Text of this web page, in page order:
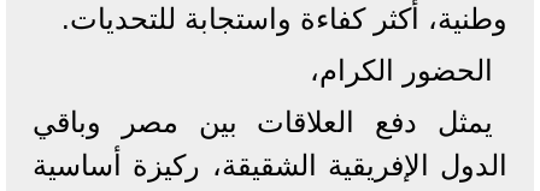
وطنية، أكثر كفاءة واستجابة للتحديات.
الحضور الكرام،
يمثل دفع العلاقات بين مصر وباقي
الدول الإفريقية الشقيقة، ركيزة أساسية